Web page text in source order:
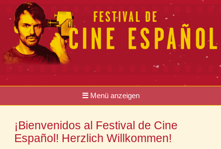
☰Menü anzeigen
¡Bienvenidos al Festival de Cine
Español! Herzlich Willkommen!